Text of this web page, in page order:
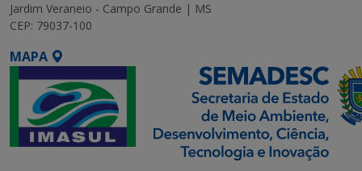
Jardim Veraneio - Campo Grande | MS
CEP: 79037-100
MAPA